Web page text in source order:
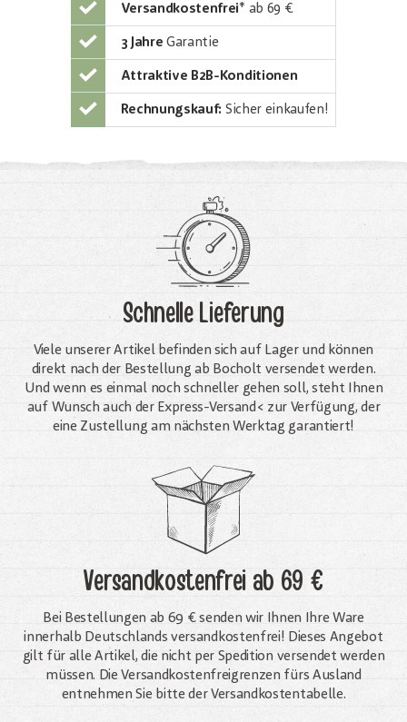
Versandkostenfrei* ab 69 €
3 Jahre Garantie
Attraktive B2B-Konditionen
Rechnungskauf: Sicher einkaufen!
Schnelle Lieferung
Viele unserer Artikel befinden sich auf Lager und können
direkt nach der Bestellung ab Bocholt versendet werden.
Und wenn es einmal noch schneller gehen soll, steht Ihnen
auf Wunsch auch der Express-Versand< zur Verfügung, der
eine Zustellung am nächsten Werktag garantiert!
Versandkostenfreiab 69 €
Bei Bestellungen ab 69 € senden wir Ihnen Ihre Ware
innerhalb Deutschlands versandkostenfrei! Dieses Angebot
gilt für alle Artikel, die nicht per Spedition versendet werden
müssen. Die Versandkosten­freigrenzen fürs Ausland
entnehmen Sie bitte der Versandkostentabelle.